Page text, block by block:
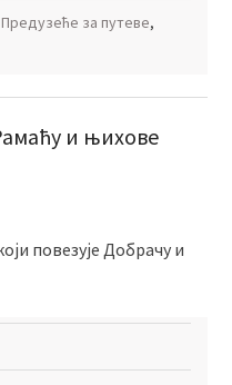
Предузеће за путеве,
и њихове
повезује Добрачу и